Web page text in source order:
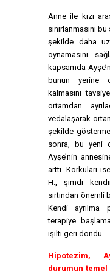
Anne ile kızı
sınırlanmasını
şekilde daha
oynamasını
kapsamda
bunun yerine
kalmasını
ortamdan
vedalaşarak
şekilde
sonra, bu yeni
Ayşe’nin
arttı. Korkuları
H., şimdi
sırtından
Kendi ayrılma
terapiye
ışıltı geri döndü.
Hipotezim,
durumun temel